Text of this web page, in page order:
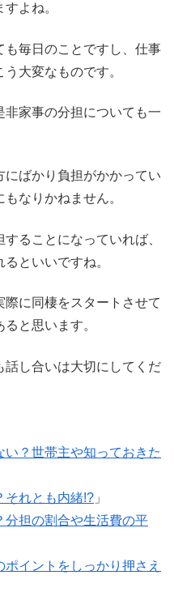
よね。
毎日のことですし、仕事
大変なものです。
家事の分担についても一
ばかり負担がかかってい
なりかねません。
ることになっていれば、
といいですね。
に同棲をスタートさせて
と思います。
し合いは大切にしてくだ
？世帯主や知っておきた
それとも内緒!? 」
分担の割合や生活費の平
イントをしっかり押さえ